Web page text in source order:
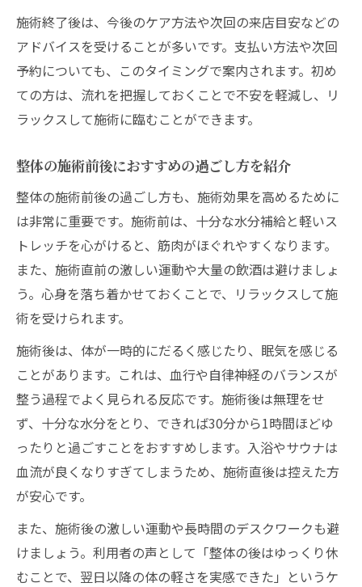
施術終了後は、今後のケア方法や次回の来店目安などの
アドバイスを受けることが多いです。支払い方法や次回
予約についても、このタイミングで案内されます。初め
ての方は、流れを把握しておくことで不安を軽減し、リ
ラックスして施術に臨むことができます。
整体の施術前後におすすめの過ごし方を紹介
整体の施術前後の過ごし方も、施術効果を高めるために
は非常に重要です。施術前は、十分な水分補給と軽いス
トレッチを心がけると、筋肉がほぐれやすくなります。
また、施術直前の激しい運動や大量の飲酒は避けましょ
う。心身を落ち着かせておくことで、リラックスして施
術を受けられます。
施術後は、体が一時的にだるく感じたり、眠気を感じる
ことがあります。これは、血行や自律神経のバランスが
整う過程でよく見られる反応です。施術後は無理をせ
ず、十分な水分をとり、できれば30分から1時間ほどゆ
ったりと過ごすことをおすすめします。入浴やサウナは
血流が良くなりすぎてしまうため、施術直後は控えた方
が安心です。
また、施術後の激しい運動や長時間のデスクワークも避
けましょう。利用者の声として「整体の後はゆっくり休
むことで、翌日以降の体の軽さを実感できた」というケ